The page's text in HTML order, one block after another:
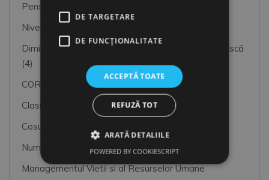
Pensiile speciale ale magistratilor
Nivelul de trai rezonabil
Dimitrie Gusti, o lumină pentru sociologia românească
(4)
COR PDF
Clasificarea Ocupatiilor din Romania (COR)
Cosul mimim de consum pentru un trai decent
Numarul de Bugetari
Managementul Vietii si al Resurselor Umane
DE TARGETARE
DE FUNCŢIONALITATE
ACCEPTĂ TOATE
REFUZĂ TOT
ARATĂ DETALIILE
POWERED BY COOKIESCRIPT